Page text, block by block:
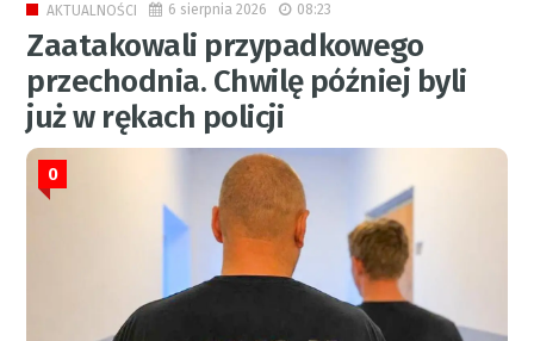
AKTUALNOŚCI 6 sierpnia 2026 08:23
Zaatakowali przypadkowego
przechodnia. Chwilę później byli
już w rękach policji
0